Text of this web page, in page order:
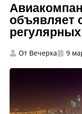
объявляет
От Вечерка 9